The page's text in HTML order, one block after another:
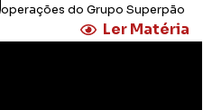
operações do Grupo Superpão
Ler Matéria